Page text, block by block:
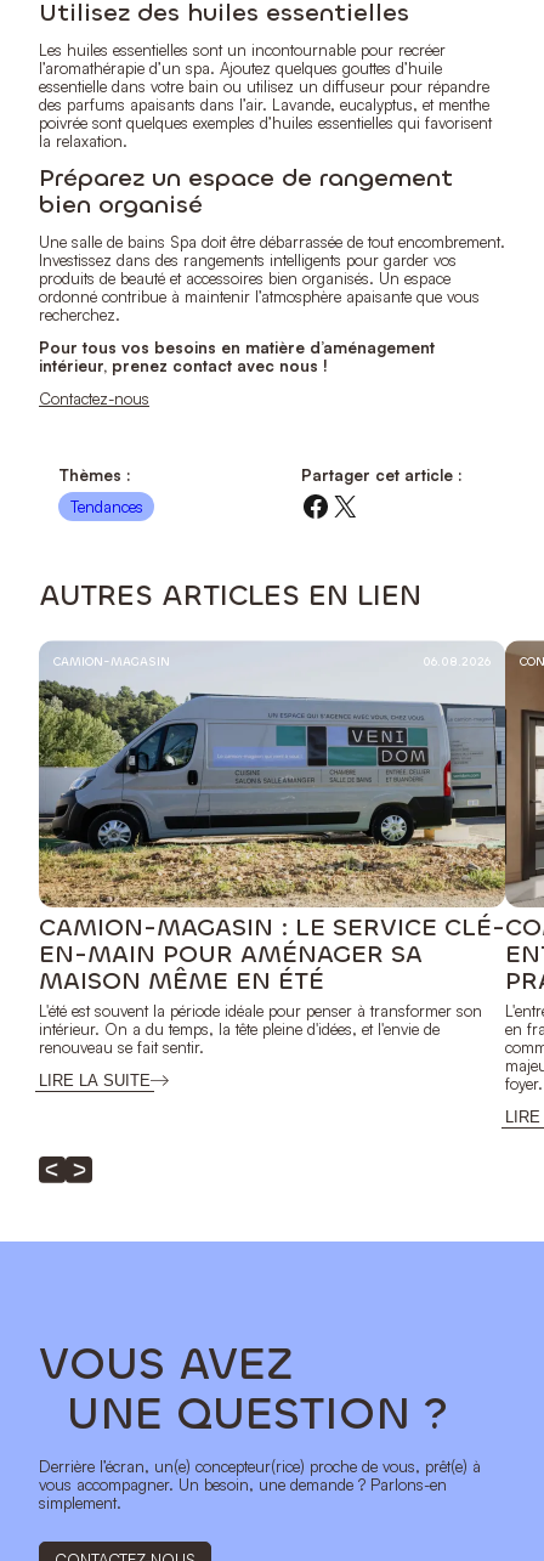
Utilisez des huiles essentielles
Les huiles essentielles sont un incontournable pour recréer
l’aromathérapie d’un spa. Ajoutez quelques gouttes d’huile
essentielle dans votre bain ou utilisez un diffuseur pour répandre
des parfums apaisants dans l’air. Lavande, eucalyptus, et menthe
poivrée sont quelques exemples d’huiles essentielles qui favorisent
la relaxation.
Préparez un espace de rangement
bien organisé
Une salle de bains Spa doit être débarrassée de tout encombrement.
Investissez dans des rangements intelligents pour garder vos
produits de beauté et accessoires bien organisés. Un espace
ordonné contribue à maintenir l’atmosphère apaisante que vous
recherchez.
Pour tous vos besoins en matière d’aménagement
intérieur, prenez contact avec nous !
Contactez-nous
Thèmes :
Tendances
Partager cet article :
Facebook
X
AUTRES ARTICLES EN LIEN
CAMION-MAGASIN 06.08.2026
CAMION-MAGASIN : LE SERVICE CLÉ-
EN-MAIN POUR AMÉNAGER SA
MAISON MÊME EN ÉTÉ
L'été est souvent la période idéale pour penser à transformer son
intérieur. On a du temps, la tête pleine d'idées, et l'envie de
renouveau se fait sentir.
LIRE LA SUITE
en
foyer.
VOUS AVEZ
UNE QUESTION ?
Derrière l’écran, un(e) concepteur(rice) proche de vous, prêt(e) à
vous accompagner. Un besoin, une demande ? Parlons-en
simplement.